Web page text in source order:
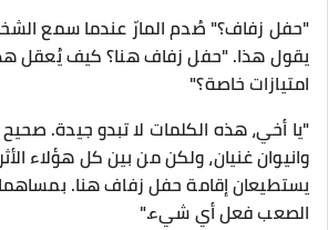
"حفل زفاف؟" صُدم المارّ عندما سمع
يقول هذا. "حفل زفاف هنا؟ كيف يُعقل
امتيازات خاصة؟"
"يا أخي، هذه الكلمات لا تبدو جيدة.
وانيوان غنيان، ولكن من بين كل هؤلاء
يستطيعان إقامة حفل زفاف هنا.
الصعب فعل أي شيء."